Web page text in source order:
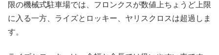
限の機械式駐車場では、フロンクスが数値上ちょうど上限
に入る一方、ライズとロッキー、ヤリスクロスは超過しま
す。